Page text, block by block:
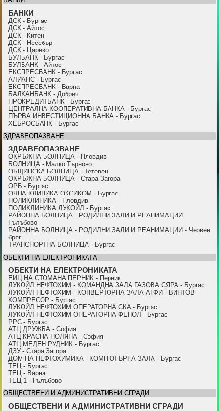
БАНКИ
ДСК - Бургас
ДСК - Айтос
ДСК - Китен
ДСК - Несебър
ДСК - Царево
БУЛБАНК - Бургас
БУЛБАНК - Айтос
ЕКСПРЕСБАНК - Бургас
АЛИАНС - Бургас
ЕКСПРЕСБАНК - Варна
БАЛКАНБАНК - Добрич
ПРОКРЕДИТБАНК - Бургас
ЦЕНТРАЛНА КООПЕРАТИВНА БАНКА - Бургас
ПЪРВА ИНВЕСТИЦИОННА БАНКА - Бургас
ХЕБРОСБАНК - Бургас
ЗДРАВЕОПАЗВАНЕ
ЗДРАВЕОПАЗВАНЕ
ОКРЪЖНА БОЛНИЦА - Пловдив
БОЛНИЦА - Малко Търново
ОБЩИНСКА БОЛНИЦА - Тетевен
ОКРЪЖНА БОЛНИЦА - Стара Загора
ОРБ - Бургас
ОЧНА КЛИНИКА ОКСИКОМ - Бургас
ПОЛИКЛИНИКА - Пловдив
ПОЛИКЛИНИКА ЛУКОЙЛ - Бургас
РАЙОННА БОЛНИЦА - РОДИЛНИ ЗАЛИ И РЕАНИМАЦИИ -
Гълъбово
РАЙОННА БОЛНИЦА - РОДИЛНИ ЗАЛИ И РЕАНИМАЦИИ - Червен
бряг
ТРАНСПОРТНА БОЛНИЦА - Бургас
ОБЕКТИ НА ЕЛЕКТРОНИКАТА
ОБЕКТИ НА ЕЛЕКТРОНИКАТА
ЕИЦ НА СТОМАНА ПЕРНИК - Перник
ЛУКОЙЛ НЕФТОХИМ - КОМАНДНА ЗАЛА ГАЗОВА СЯРА - Бургас
ЛУКОЙЛ НЕФТОХИМ - КОНВЕРТОРНА ЗАЛА АГФИ - ВИНТОВ
КОМПРЕСОР - Бургас
ЛУКОЙЛ НЕФТОХИМ ОПЕРАТОРНА СКА - Бургас
ЛУКОЙЛ НЕФТОХИМ ОПЕРАТОРНА ФЕНОЛ - Бургас
PPC - Бургас
АТЦ ДРУЖБА - София
АТЦ КРАСНА ПОЛЯНА - София
АТЦ МЕДЕН РУДНИК - Бургас
ДЗУ - Стара Загора
ДОМ НА НЕФТОХИМИКА - КОМПЮТЪРНА ЗАЛА - Бургас
ТЕЦ - Бургас
ТЕЦ - Варна
ТЕЦ 1 - Гълъбово
ОБЩЕСТВЕНИ И АДМИНИСТРАТИВНИ СГРАДИ
ОБЩЕСТВЕНИ И АДМИНИСТРАТИВНИ СГРАДИ